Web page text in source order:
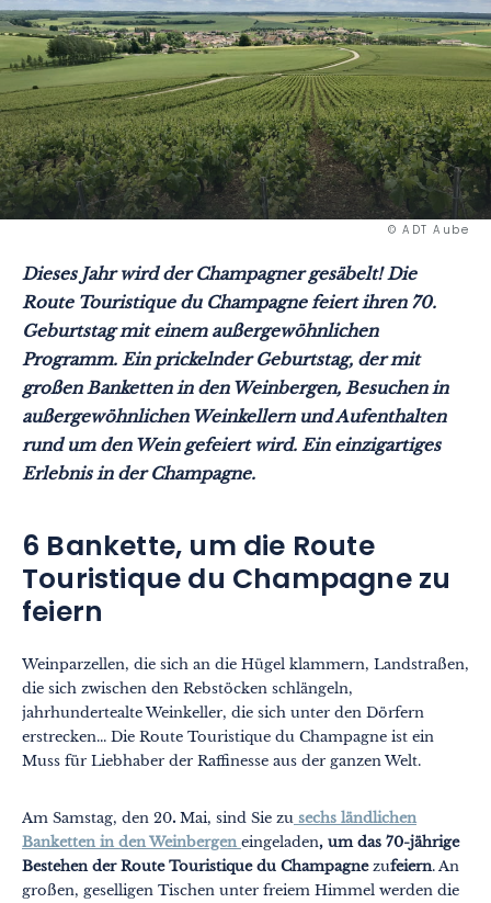
Themen Formate
#EstSideStory
Mit der Familie
Zu zweit
Natur
In der Stadt
Ausgefallen
© ADT Aube
Dieses Jahr wird der Champagner gesäbelt! Die
Route Touristique du Champagne feiert ihren 70.
Geburtstag mit einem außergewöhnlichen
Programm. Ein prickelnder Geburtstag, der mit
großen Banketten in den Weinbergen, Besuchen in
außergewöhnlichen Weinkellern und Aufenthalten
rund um den Wein gefeiert wird. Ein einzigartiges
Erlebnis in der Champagne.
6 Bankette, um die Route
Touristique du Champagne zu
feiern
Weinparzellen, die sich an die Hügel klammern, Landstraßen,
die sich zwischen den Rebstöcken schlängeln,
jahrhundertealte Weinkeller, die sich unter den Dörfern
erstrecken... Die Route Touristique du Champagne ist ein
Muss für Liebhaber der Raffinesse aus der ganzen Welt.
Am Samstag, den 20. Mai, sind Sie zu sechs ländlichen
Banketten in den Weinbergen eingeladen, um das 70-jährige
Bestehen der Route Touristique du Champagnezufeiern. An
großen, geselligen Tischen unter freiem Himmel werden die